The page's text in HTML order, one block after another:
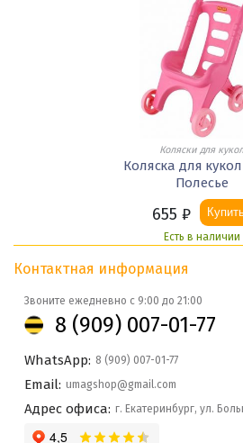
Коляски для
Коляска для
Полесье
655 ₽
Есть в наличии
Контактная информация
Звоните ежедневно с 9:00 до 21:00
8 (909) 007-01-77
WhatsApp: 8 (909) 007-01-77
Email: umagshop@gmail.com
Адрес офиса: г. Екатеринбург, ул.